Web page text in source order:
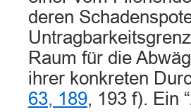
deren
Raum für die
ihrer konkreten
63, 189, 193 f). Ein